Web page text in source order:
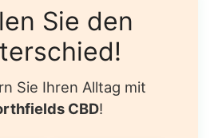
Sie den
Sie Ihren Alltag mit
CBD!